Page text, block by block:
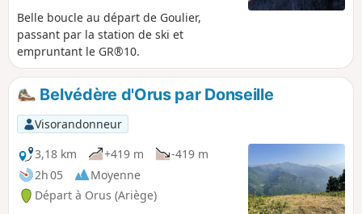
Belle boucle au départ de Goulier,
passant par la station de ski et
empruntant le GR®10.
Belvédère d'Orus par Donseille
Visorandonneur
3,18 km
+419 m
-419 m
2h 05
Moyenne
Départ à Orus (Ariège)